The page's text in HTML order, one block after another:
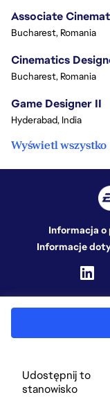
Udostępnij to
stanowisko
Associate
Bucharest, Romania
Cinematics
Bucharest, Romania
Game Designer II
Hyderabad, India
Wyświetl wszystko
Informacja
Informacje